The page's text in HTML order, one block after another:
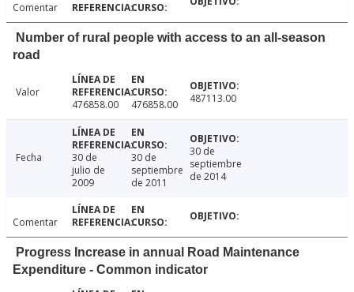
Comentar
Number of rural people with access to an all-season
road
Valor
476858.00
476858.00 487113.00
Fecha
30 de
julio de
2009
30 de
septiembre
de 2011
30 de
septiembre
de 2014
Comentar
Progress Increase in annual Road Maintenance
Expenditure - Common indicator